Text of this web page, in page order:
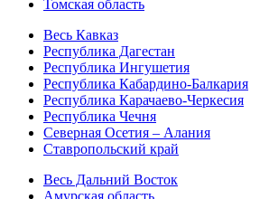
Томская область
Весь Кавказ
Республика Дагестан
Республика Ингушетия
Республика Кабардино-Балкария
Республика Карачаево-Черкесия
Республика Чечня
Северная Осетия – Алания
Ставропольский край
Весь Дальний Восток
Амурская область